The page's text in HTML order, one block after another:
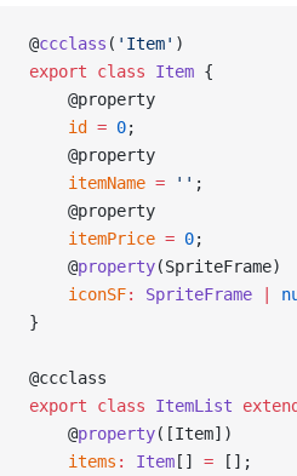
@ccclass ( 'Item' )
export class Item {
    @property
    id
= 0;
    @property
    itemName
= '' ;
    @property
    itemPrice
= 0;
    @
property(SpriteFrame)
    iconSF
: SpriteFrame
}
@ccclass
export class ItemList
    @
property([Item])
    items
: Item [] = [];